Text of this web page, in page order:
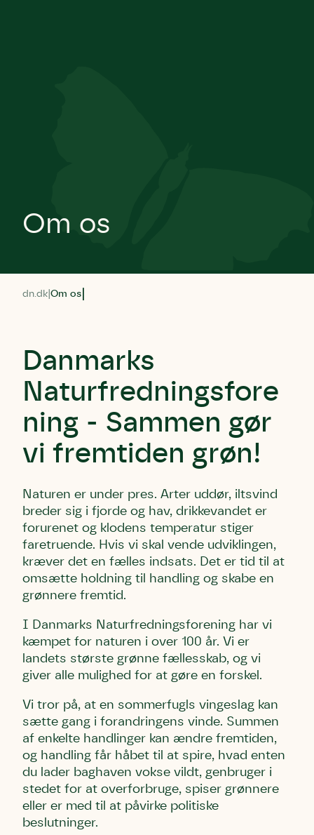
Om os
dn.dk Om os
Danmarks
Naturfredningsfore
ning - Sammen gør
vi fremtiden grøn!
Naturen er under pres. Arter uddør, iltsvind
breder sig i fjorde og hav, drikkevandet er
forurenet og klodens temperatur stiger
faretruende. Hvis vi skal vende udviklingen,
kræver det en fælles indsats. Det er tid til at
omsætte holdning til handling og skabe en
grønnere fremtid.
I Danmarks Naturfredningsforening har vi
kæmpet for naturen i over 100 år. Vi er
landets største grønne fællesskab, og vi
giver alle mulighed for at gøre en forskel.
Vi tror på, at en sommerfugls vingeslag kan
sætte gang i forandringens vinde. Summen
af enkelte handlinger kan ændre fremtiden,
og handling får håbet til at spire, hvad enten
du lader baghaven vokse vildt, genbruger i
stedet for at overforbruge, spiser grønnere
eller er med til at påvirke politiske
beslutninger.